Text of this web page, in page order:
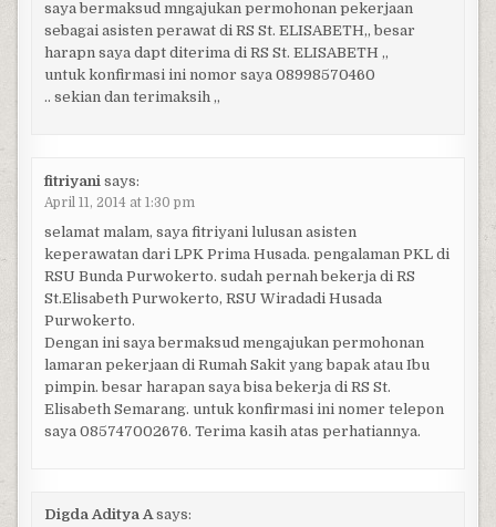
saya bermaksud mngajukan permohonan pekerjaan
sebagai asisten perawat di RS St. ELISABETH,, besar
harapn saya dapt diterima di RS St. ELISABETH ,,
untuk konfirmasi ini nomor saya 08998570460
.. sekian dan terimaksih ,,
fitriyani says:
April 11, 2014 at 1:30 pm
selamat malam, saya fitriyani lulusan asisten
keperawatan dari LPK Prima Husada. pengalaman PKL di
RSU Bunda Purwokerto. sudah pernah bekerja di RS
St.Elisabeth Purwokerto, RSU Wiradadi Husada
Purwokerto.
Dengan ini saya bermaksud mengajukan permohonan
lamaran pekerjaan di Rumah Sakit yang bapak atau Ibu
pimpin. besar harapan saya bisa bekerja di RS St.
Elisabeth Semarang. untuk konfirmasi ini nomer telepon
saya 085747002676. Terima kasih atas perhatiannya.
Digda Aditya A says: